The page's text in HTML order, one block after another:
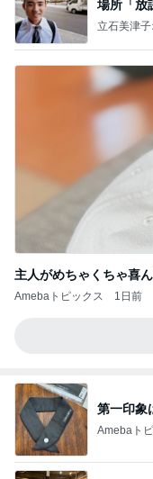
場所「放
実の
立石美津子
主人がめちゃくちゃ喜
Amebaトピックス 1日前
第一印象
Amebaト